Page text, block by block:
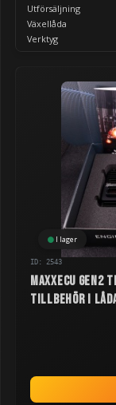
Utförsäljning
Växellåda
Verktyg
I lager
ID: 2543
MaxxECU
tillbehör i